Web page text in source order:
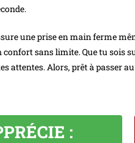
une prise en main ferme
sans limite. Que tu sois
attentes. Alors, prêt à passer
: